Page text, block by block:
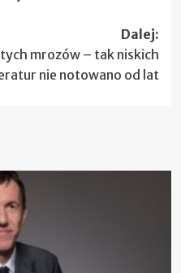
Dalej:
mrozów – tak niskich
nie notowano od lat